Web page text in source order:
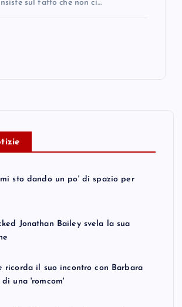
sul fatto che non ci…
sto dando un po' di spazio per
Jonathan Bailey svela la sua
ricorda il suo incontro con Barbara
una 'romcom'